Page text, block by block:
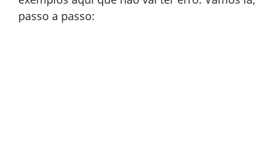
passo a passo: